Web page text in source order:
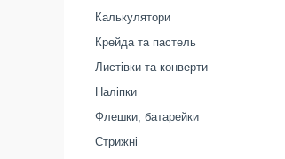
Калькулятори
Крейда та пастель
Листівки та конверти
Наліпки
Флешки, батарейки
Стрижні